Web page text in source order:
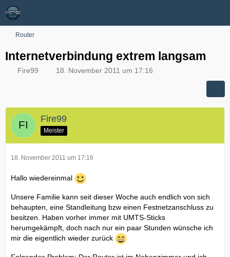
Router
Internetverbindung extrem langsam
Fire99 18. November 2011 um 17:16
Fire99
Meister
18. November 2011 um 17:16
Hallo wiedereinmal
Unsere Familie kann seit dieser Woche auch endlich von sich
behaupten, eine Standleitung bzw einen Festnetzanschluss zu
besitzen. Haben vorher immer mit UMTS-Sticks
herumgekämpft, doch nach nur ein paar Stunden wünsche ich
mir die eigentlich wieder zurück